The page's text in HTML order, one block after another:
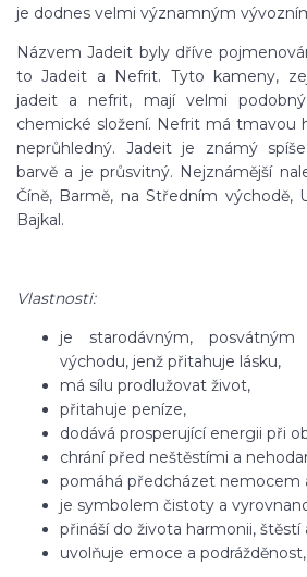
je dodnes velmi významným
Názvem Jadeit byly dříve
to Jadeit a Nefrit. Tyto kameny,
jadeit a nefrit, mají velmi
chemické složení. Nefrit má tmavou
neprůhledný. Jadeit je známý
barvě a je průsvitný. Nejznámější
Číně, Barmě, na Středním východě,
Bajkal.
Vlastnosti:
je starodávným,
východu, jenž přitahuje lásku,
má sílu prodlužovat život,
přitahuje peníze,
dodává prosperující energii při
chrání před neštěstími a
pomáhá předcházet nemocem
je symbolem čistoty a
přináší do života harmonii, štěstí
uvolňuje emoce a